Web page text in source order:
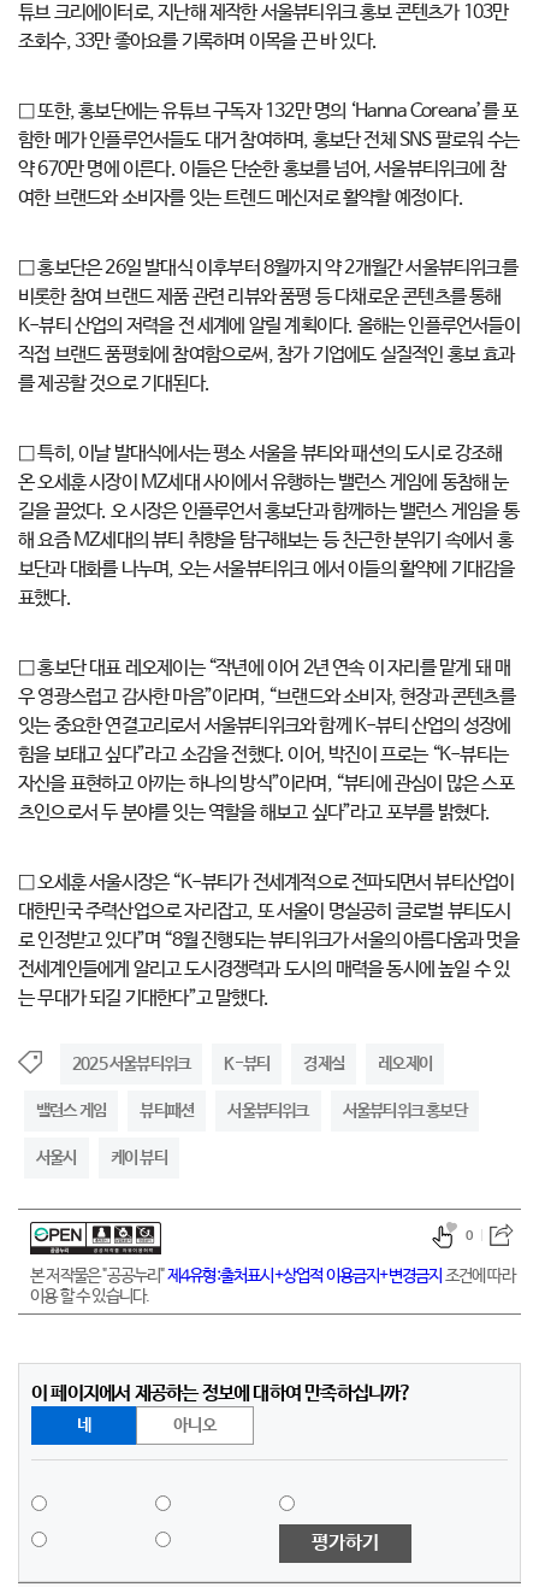
튜브 크리에이터로, 지난해 제작한 서울뷰티위크 홍보 콘텐츠가 103만
조회수, 33만 좋아요를 기록하며 이목을 끈 바 있다.
□ 또한, 홍보단에는 유튜브 구독자 132만 명의 ‘Hanna Coreana’를 포
함한 메가 인플루언서들도 대거 참여하며, 홍보단 전체 SNS 팔로워 수는
약 670만 명에 이른다. 이들은 단순한 홍보를 넘어, 서울뷰티위크에 참
여한 브랜드와 소비자를 잇는 트렌드 메신저로 활약할 예정이다.
□ 홍보단은 26일 발대식 이후부터 8월까지 약 2개월간 서울뷰티위크를
비롯한 참여 브랜드 제품 관련 리뷰와 품평 등 다채로운 콘텐츠를 통해
K-뷰티 산업의 저력을 전 세계에 알릴 계획이다. 올해는 인플루언서들이
직접 브랜드 품평회에 참여함으로써, 참가 기업에도 실질적인 홍보 효과
를 제공할 것으로 기대된다.
□ 특히, 이날 발대식에서는 평소 서울을 뷰티와 패션의 도시로 강조해
온 오세훈 시장이 MZ세대 사이에서 유행하는 밸런스 게임에 동참해 눈
길을 끌었다. 오 시장은 인플루언서 홍보단과 함께하는 밸런스 게임을 통
해 요즘 MZ세대의 뷰티 취향을 탐구해보는 등 친근한 분위기 속에서 홍
보단과 대화를 나누며, 오는 서울뷰티위크 에서 이들의 활약에 기대감을
표했다.
□ 홍보단 대표 레오제이는 “작년에 이어 2년 연속 이 자리를 맡게 돼 매
우 영광스럽고 감사한 마음”이라며, “브랜드와 소비자, 현장과 콘텐츠를
잇는 중요한 연결고리로서 서울뷰티위크와 함께 K-뷰티 산업의 성장에
힘을 보태고 싶다”라고 소감을 전했다. 이어, 박진이 프로는 “K-뷰티는
자신을 표현하고 아끼는 하나의 방식”이라며, “뷰티에 관심이 많은 스포
츠인으로서 두 분야를 잇는 역할을 해보고 싶다”라고 포부를 밝혔다.
□ 오세훈 서울시장은 “K-뷰티가 전세계적으로 전파되면서 뷰티산업이
대한민국 주력산업으로 자리잡고, 또 서울이 명실공히 글로벌 뷰티도시
로 인정받고 있다”며 “8월 진행되는 뷰티위크가 서울의 아름다움과 멋을
전세계인들에게 알리고 도시경쟁력과 도시의 매력을 동시에 높일 수 있
는 무대가 되길 기대한다”고 말했다.
2025 서울뷰티위크 K-뷰티 경제실 레오제이
밸런스 게임 뷰티패션 서울뷰티위크 서울뷰티위크 홍보단
서울시 케이 뷰티
본 저작물은 "공공누리"제4유형:출처표시+상업적 이용금지+변경금지 조건에 따라
이용 할 수 있습니다.
0
이 페이지에서 제공하는 정보에 대하여 만족하십니까?
네 아니오
평가하기